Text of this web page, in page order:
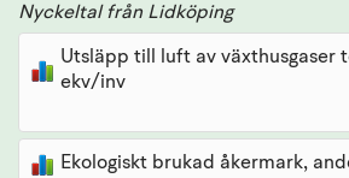
Nyckeltal från Lidköping
Utsläpp till luft av växthusgaser
ekv/inv
Ekologiskt brukad åkermark,